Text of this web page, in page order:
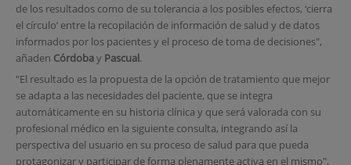
de los resultados como de su tolerancia a los posibles efectos, ‘cierra
el círculo’ entre la recopilación de información de salud y de datos
informados por los pacientes y el proceso de toma de decisiones",
añaden Córdobay Pascual.
"El resultado es la propuesta de la opción de tratamiento que mejor
se adapta a las necesidades del paciente, que se integra
automáticamente en su historia clínica y que será valorada con su
profesional médico en la siguiente consulta, integrando así la
perspectiva del usuario en su proceso de salud para que pueda
protagonizar y participar de forma plenamente activa en el mismo",